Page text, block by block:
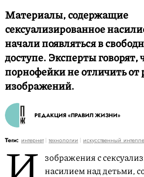
Материалы, содержащие
сексуализированное
начали появляться в
доступе. Эксперты говорят,
порнофейки не отличить от
изображений.
РЕДАКЦИЯ «ПРАВИЛ ЖИЗНИ»
Теги: интернет технологии искусственный
зображения с
насилием над детьми,